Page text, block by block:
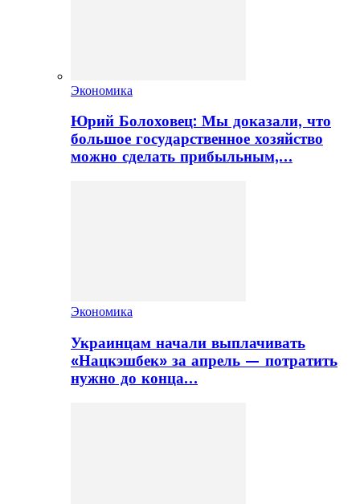
Экономика
Юрий Болоховец: Мы доказали, что
большое государственное хозяйство
можно сделать прибыльным,…
Экономика
Украинцам начали выплачивать
«Нацкэшбек» за апрель — потратить
нужно до конца…